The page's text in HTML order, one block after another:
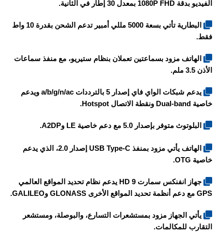
الفيديو بدقة 1080P FHD بمعدل 30 إطار في الثانية.
البطارية تأتي بسعة 5000 مللي أمبير تدعم الشحن بقدرة 10 واط
فقط.
الهاتف مزود بسماعتين تعملان بنظام ستيريو، مع منفذ سماعات
الأذن 3.5 ملم.
يدعم شبكات الواي فاي إصدار 5 بالترددات a/b/g/n/ac ويدعم
خاصية Dual-band ونقطة الاتصال Hotspot.
البلوتوث متوفر بإصدار 5.0 مع دعم خاصية LE وA2DP.
الهاتف يأتي مزود بمنفذ USB Type-C إصدار 2.0، الذي يدعم
خاصية OTG.
جهاز انفنكس سمارت 9 HD يدعم نظام تحديد المواقع العالمي
GPS مع دعم أنظمة تحديد المواقع الأخرى GLONASS وGALILEO.
يأتي الجهاز مزود بمستشعرات التسارع، والبوصلة، ومستشعر
التقارب للمكالمات.